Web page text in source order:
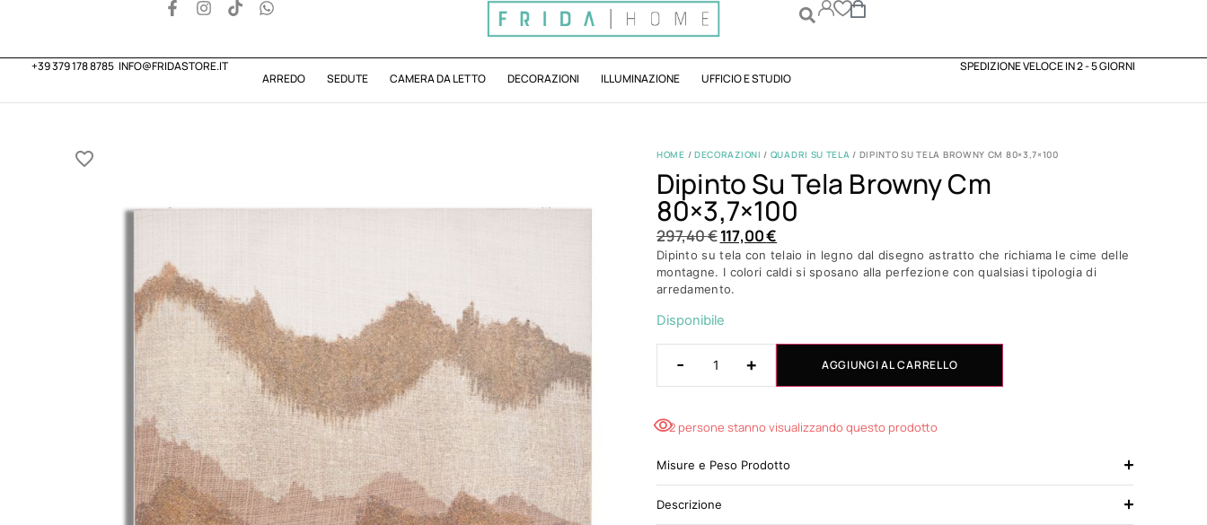
+39 379 178 8785 INFO@FRIDASTORE.IT
ARREDO
SEDUTE CAMERA DA LETTO DECORAZIONI ILLUMINAZIONE UFFICIO E STUDIO
SPEDIZIONE VELOCE IN 2 - 5 GIORNI
HOME / DECORAZIONI / QUADRI SU TELA / DIPINTO SU TELA BROWNY CM 80×3,7×100
Dipinto Su Tela Browny Cm
80×3,7×100
297,40€117,00€
Dipinto su tela con telaio in legno dal disegno astratto che richiama le cime delle
montagne. I colori caldi si sposano alla perfezione con qualsiasi tipologia di
arredamento.
Disponibile
- + AGGIUNGI AL CARRELLO
2 persone stanno visualizzando questo prodotto
Misure e Peso Prodotto
Descrizione